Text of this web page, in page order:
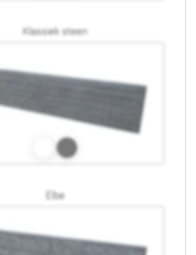
Klassiek steen
Elbe